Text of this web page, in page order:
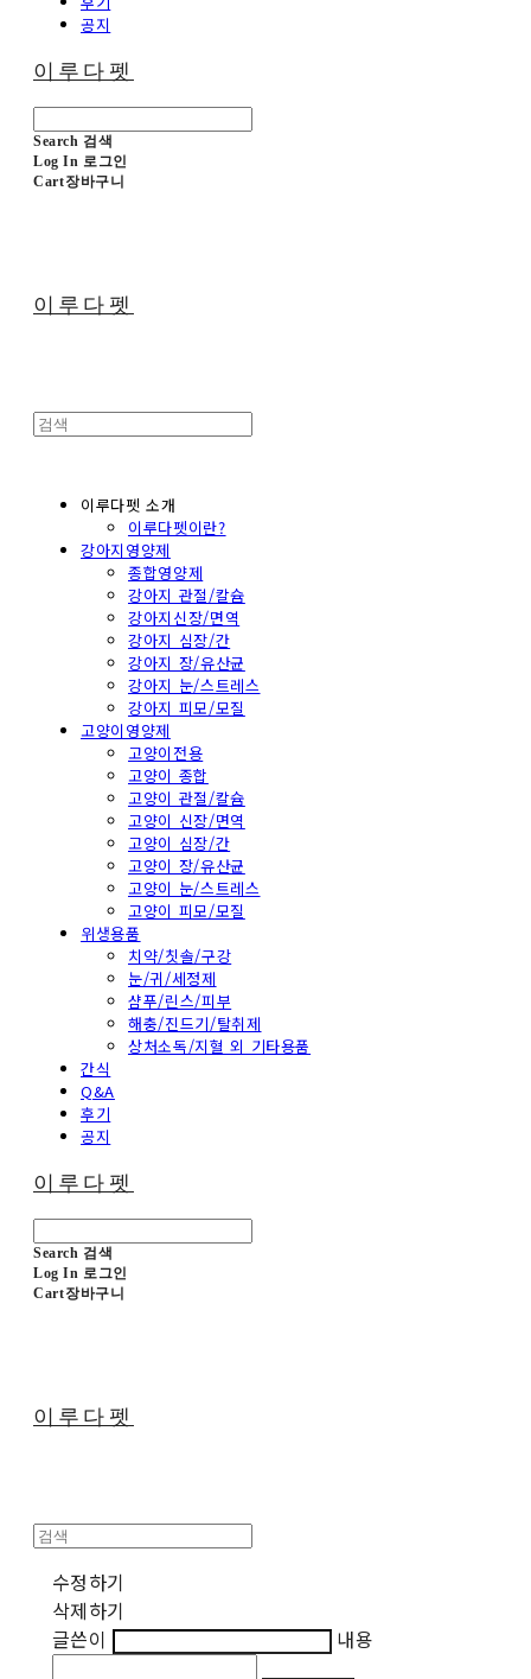
공지
이루다펫
Search 검색
Log In 로그인
Cart장바구니
이루다펫
이루다펫 소개
이루다펫이란?
강아지영양제
종합영양제
강아지 관절/칼슘
강아지신장/면역
강아지 심장/간
강아지 장/유산균
강아지 눈/스트레스
강아지 피모/모질
고양이영양제
고양이전용
고양이 종합
고양이 관절/칼슘
고양이 신장/면역
고양이 심장/간
고양이 장/유산균
고양이 눈/스트레스
고양이 피모/모질
위생용품
치약/칫솔/구강
눈/귀/세정제
샴푸/린스/피부
해충/진드기/탈취제
상처소독/지혈 외 기타용품
간식
Q&A
후기
공지
이루다펫
Search 검색
Log In 로그인
Cart장바구니
이루다펫
수정하기
삭제하기
글쓴이
내용